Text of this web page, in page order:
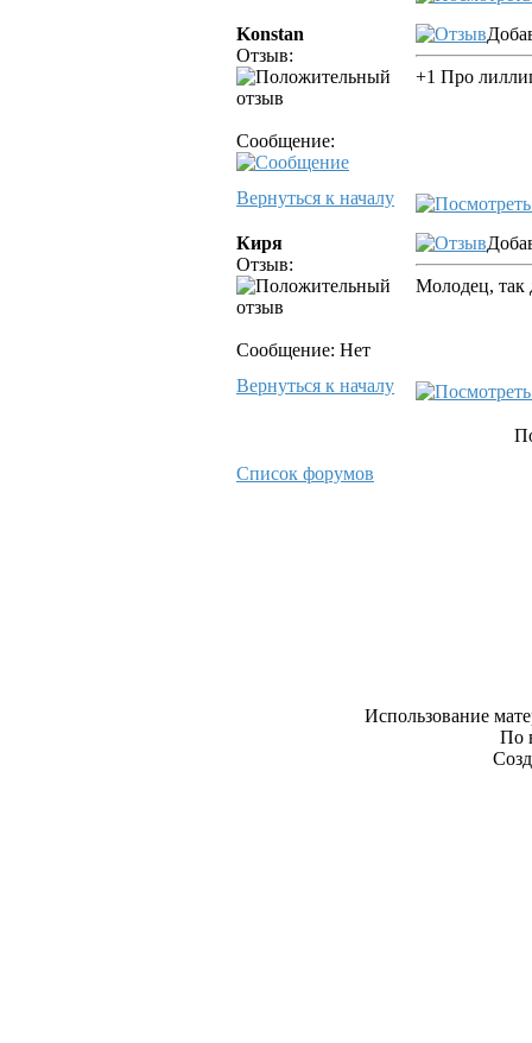
Konstan
Отзыв:
Сообщение:
+1 Про
Вернуться к началу
Киря
Отзыв:
Сообщение: Нет
Молодец, так
Вернуться к началу
Список форумов
Использование
По